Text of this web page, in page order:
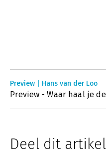
Preview | Hans van der Loo
Preview - Waar haal je
Deel dit artikel